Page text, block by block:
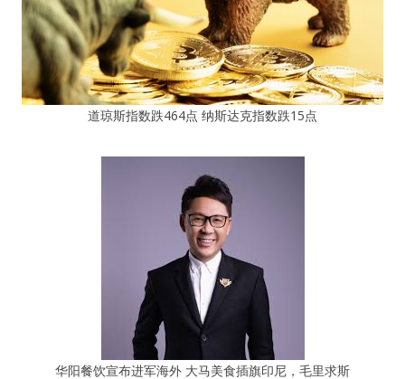
道琼斯指数跌464点 纳斯达克指数跌15点
华阳餐饮宣布进军海外 大马美食插旗印尼，毛里求斯